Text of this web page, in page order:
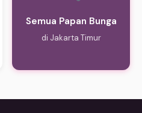
Semua Papan Bunga
di Jakarta Timur